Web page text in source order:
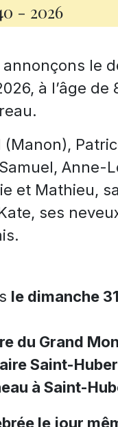
- 2026
le
à l’âge de
Anne-
et Mathieu,
ses
le dimanche
du Grand
Saint-
à Saint-
le jour